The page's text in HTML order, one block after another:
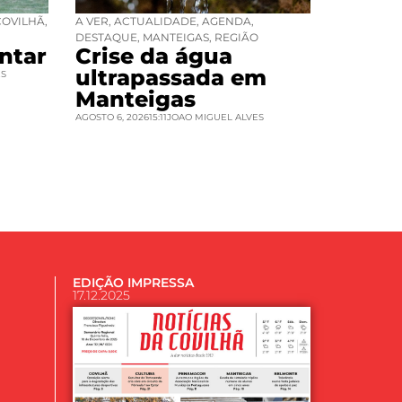
, A VER, ACTUALIDADE, AGENDA,
DESTAQUE, MANTEIGAS, REGIÃO
Crise da água
ultrapassada em
Manteigas
AGOSTO 6, 202615:11JOAO MIGUEL ALVES
EDIÇÃO IMPRESSA
17.12.2025